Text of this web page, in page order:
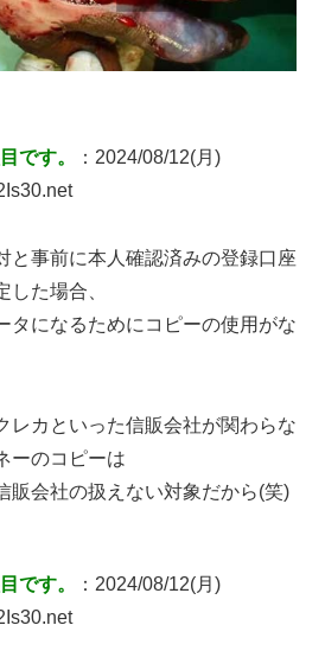
です。
：2024/08/12(月)
と事前に本人確認済みの登録口座
した場合、
タになるためにコピーの使用がな
レカといった信販会社が関わらな
ーのコピーは
販会社の扱えない対象だから(笑)
です。
：2024/08/12(月)